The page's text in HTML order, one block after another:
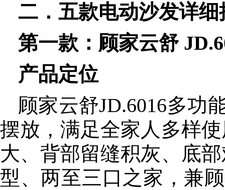
二．五款电动沙发详细
第一款：顾家云舒
产品定位
顾家云舒JD.6016多功
摆放，满足全家人多样
大、背部留缝积灰、底
型、两至三口之家，兼